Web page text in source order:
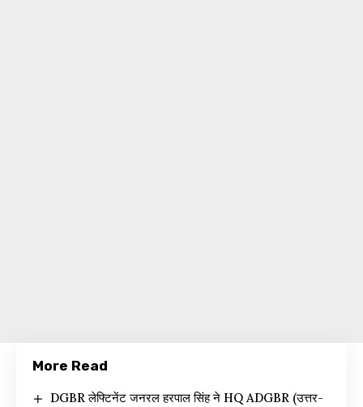
More Read
DGBR लेफ्टिनेंट जनरल हरपाल सिंह ने HQ ADGBR (उत्तर-